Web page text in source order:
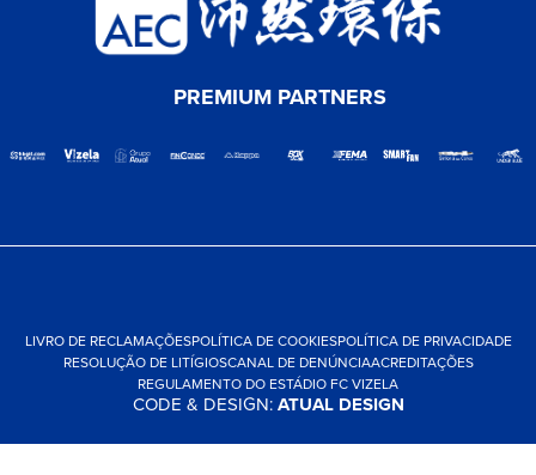
PREMIUM PARTNERS
LIVRO DE RECLAMAÇÕESPOLÍTICA DE COOKIESPOLÍTICA DE PRIVACIDADE
RESOLUÇÃO DE LITÍGIOSCANAL DE DENÚNCIAACREDITAÇÕES
REGULAMENTO DO ESTÁDIO FC VIZELA
CODE & DESIGN:ATUAL DESIGN